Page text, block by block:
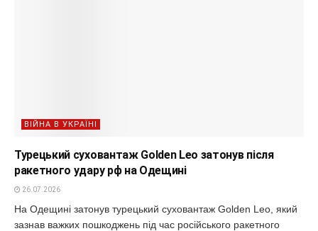
ВІЙНА В УКРАЇНІ
Турецький суховантаж Golden Leo затонув після
ракетного удару рф на Одещині
26.07.2026
На Одещині затонув турецький суховантаж Golden Leo, який
зазнав важких пошкоджень під час російського ракетного